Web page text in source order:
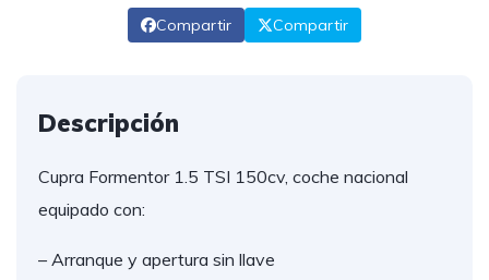
Compartir Compartir
Descripción
Cupra Formentor 1.5 TSI 150cv, coche nacional
equipado con:
– Arranque y apertura sin llave